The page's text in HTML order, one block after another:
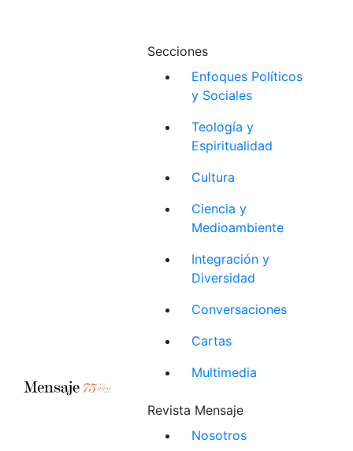
Secciones
Enfoques Políticos
y Sociales
Teología y
Espiritualidad
Cultura
Ciencia y
Medioambiente
Integración y
Diversidad
Conversaciones
Cartas
Multimedia
Revista Mensaje
Nosotros